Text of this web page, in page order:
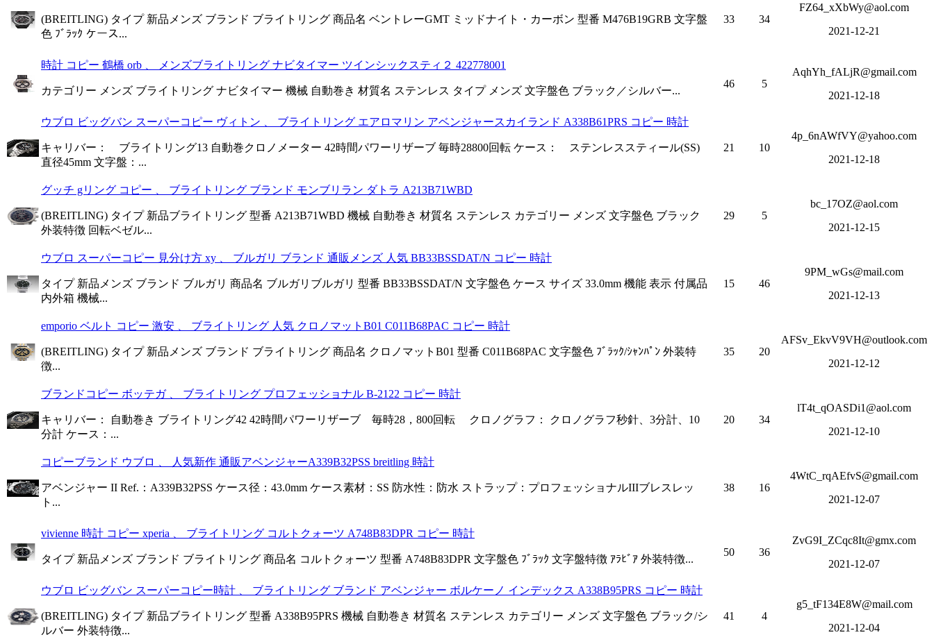
(BREITLING) タイプ 新品メンズ ブランド ブライトリング 商品名 ベントレーGMT ミッドナイト・カーボン 型番 M476B19GRB 文字盤
色 ﾌﾞﾗｯｸ ケース...
33 34
FZ64_xXbWy@aol.com
2021-12-21
時計 コピー 鶴橋 orb 、 メンズブライトリング ナビタイマー ツインシックスティ２ 422778001
カテゴリー メンズ ブライトリング ナビタイマー 機械 自動巻き 材質名 ステンレス タイプ メンズ 文字盤色 ブラック／シルバー...
46 5
AqhYh_fALjR@gmail.com
2021-12-18
ウブロ ビッグバン スーパーコピー ヴィトン 、 ブライトリング エアロマリン アベンジャースカイランド A338B61PRS コピー 時計
キャリバー： ブライトリング13 自動巻クロノメーター 42時間パワーリザーブ 毎時28800回転 ケース： ステンレススティール(SS)
直径45mm 文字盤：...
21 10
4p_6nAWfVY@yahoo.com
2021-12-18
グッチ gリング コピー 、 ブライトリング ブランド モンブリラン ダトラ A213B71WBD
(BREITLING) タイプ 新品ブライトリング 型番 A213B71WBD 機械 自動巻き 材質名 ステンレス カテゴリー メンズ 文字盤色 ブラック
外装特徴 回転ベゼル...
29 5
bc_17OZ@aol.com
2021-12-15
ウブロ スーパーコピー 見分け方 xy 、 ブルガリ ブランド 通販メンズ 人気 BB33BSSDAT/N コピー 時計
タイプ 新品メンズ ブランド ブルガリ 商品名 ブルガリブルガリ 型番 BB33BSSDAT/N 文字盤色 ケース サイズ 33.0mm 機能 表示 付属品
内外箱 機械...
15 46
9PM_wGs@mail.com
2021-12-13
emporio ベルト コピー 激安 、 ブライトリング 人気 クロノマットB01 C011B68PAC コピー 時計
(BREITLING) タイプ 新品メンズ ブランド ブライトリング 商品名 クロノマットB01 型番 C011B68PAC 文字盤色 ﾌﾞﾗｯｸ/ｼｬﾝﾊﾟﾝ 外装特
徴...
35 20
AFSv_EkvV9VH@outlook.com
2021-12-12
ブランドコピー ボッテガ 、 ブライトリング プロフェッショナル B-2122 コピー 時計
キャリバー： 自動巻き ブライトリング42 42時間パワーリザーブ 毎時28，800回転 クロノグラフ： クロノグラフ秒針、3分計、10
分計 ケース：...
20 34
lT4t_qOASDi1@aol.com
2021-12-10
コピーブランド ウブロ 、 人気新作 通販アベンジャーA339B32PSS breitling 時計
アベンジャー II Ref.：A339B32PSS ケース径：43.0mm ケース素材：SS 防水性：防水 ストラップ：プロフェッショナルIIIブレスレッ
ト...
38 16
4WtC_rqAEfvS@gmail.com
2021-12-07
vivienne 時計 コピー xperia 、 ブライトリング コルトクォーツ A748B83DPR コピー 時計
タイプ 新品メンズ ブランド ブライトリング 商品名 コルトクォーツ 型番 A748B83DPR 文字盤色 ﾌﾞﾗｯｸ 文字盤特徴 ｱﾗﾋﾞｱ 外装特徴...
50 36
ZvG9I_ZCqc8It@gmx.com
2021-12-07
ウブロ ビッグバン スーパーコピー時計 、 ブライトリング ブランド アベンジャー ボルケーノ インデックス A338B95PRS コピー 時計
(BREITLING) タイプ 新品ブライトリング 型番 A338B95PRS 機械 自動巻き 材質名 ステンレス カテゴリー メンズ 文字盤色 ブラック/シ
ルバー 外装特徴...
41 4
g5_tF134E8W@mail.com
2021-12-04